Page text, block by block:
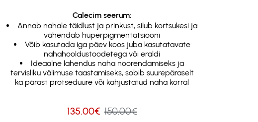
Calecim seerum:
Annab nahale täidlust ja prinkust, silub kortsukesi ja
vähendab hüperpigmentatsiooni
Võib kasutada iga päev koos juba kasutatavate
nahahooldustoodetega või eraldi
Ideaalne lahendus naha noorendamiseks ja
tervisliku välimuse taastamiseks, sobib suurepäraselt
ka pärast protseduure või kahjustatud naha korral
135.00€ 150.00€